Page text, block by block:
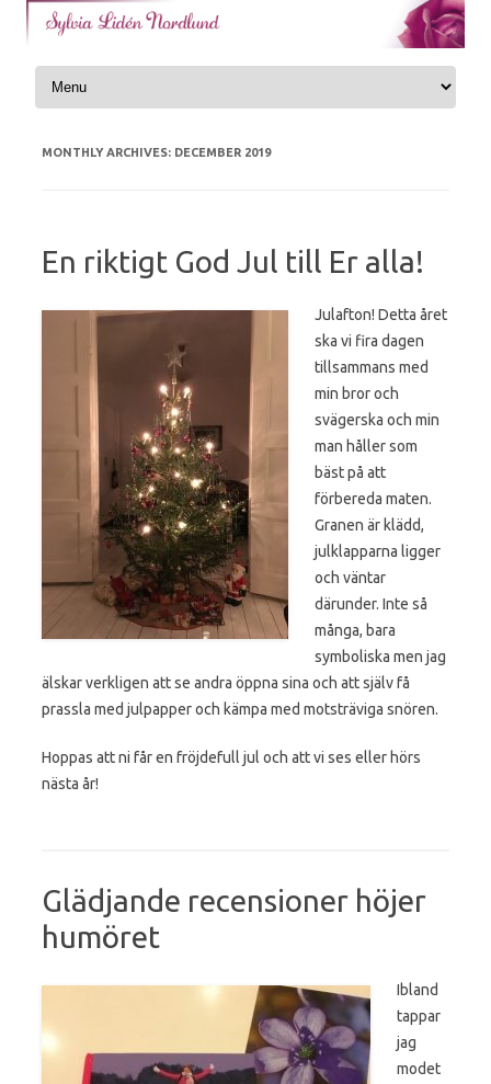
Skip to content
MONTHLY ARCHIVES: DECEMBER 2019
En riktigt God Jul till Er alla!
Julafton! Detta året
ska vi fira dagen
tillsammans med
min bror och
svägerska och min
man håller som
bäst på att
förbereda maten.
Granen är klädd,
julklapparna ligger
och väntar
därunder. Inte så
många, bara
symboliska men jag
älskar verkligen att se andra öppna sina och att själv få
prassla med julpapper och kämpa med motsträviga snören.
Hoppas att ni får en fröjdefull jul och att vi ses eller hörs
nästa år!
Glädjande recensioner höjer
humöret
Ibland
tappar
jag
modet